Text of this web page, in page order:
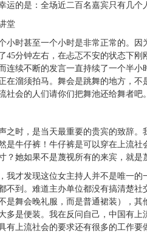
运的是：全场近二百名嘉宾只有几个
堂
小时甚至一个小时是非常正常的。
45分钟左右，在忐忑不安的状态下
连续不断的发言一直持续了一个半
在溜须拍马。舞会是跳舞的地方，
社会的人们请你们把舞池还给舞者吧。
之时，是当天最重要的贵宾的致辞
是牛仔裤！牛仔裤是可以穿在上流社
？她如果不是蔑视所有的来宾，就是
我才发现这位女主持人并不是唯一
不到。难道主办单位都没有搞清楚
是舞会晚礼服，而是普通裙装），
多是便装。我在反问自己，中国有上
有上流社会的要求还有很多的工作要